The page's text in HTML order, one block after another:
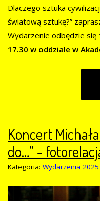
Dlaczego sztuka
światową sztukę?”
Wydarzenie odbędzie się
17.30 w oddziale w
Koncert
do…” -
Kategoria: Wydarzenia 2025